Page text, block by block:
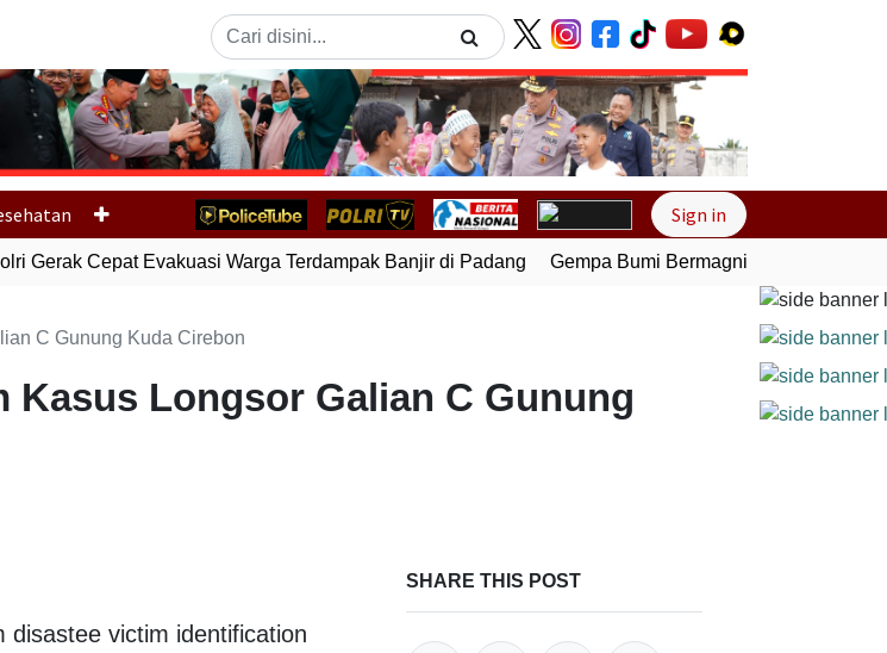
Previous Next
Sign in
Gerak Cepat Evakuasi Warga Terdampak Banjir di Padang Gempa Bumi Bermagnitudo 5,1 Kembali
C Gunung Kuda Cirebon
Kasus Longsor Galian C Gunung
disastee victim identification
SHARE THIS POST